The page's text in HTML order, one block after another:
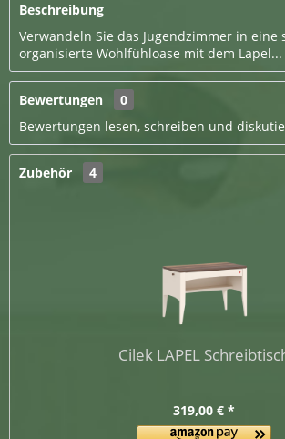
Beschreibung
Verwandeln Sie das Jugendzimmer in eine
organisierte Wohlfühloase mit dem Lapel...
Bewertungen
0
Bewertungen lesen, schreiben und
Zubehör 4
Cilek LAPEL
319,00 € *